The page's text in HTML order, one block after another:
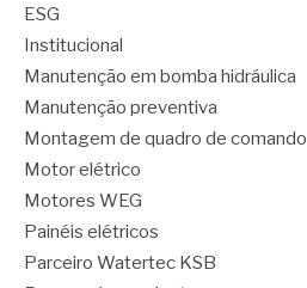
ESG
Institucional
Manutenção em bomba hidráulica
Manutenção preventiva
Montagem de quadro de comando
Motor elétrico
Motores WEG
Painéis elétricos
Parceiro Watertec KSB